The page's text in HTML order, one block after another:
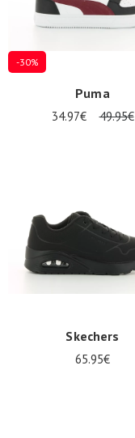
cadeau
SE
-30%
Puma
34.97€ 49.95€
Skechers
65.95€